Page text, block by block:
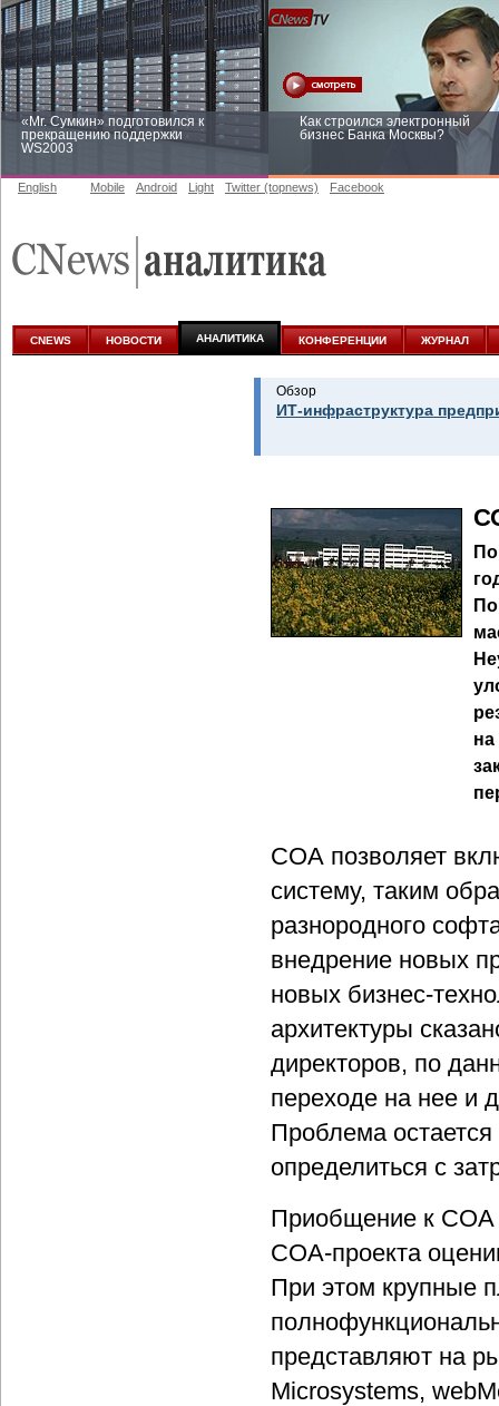
«Mr. Сумкин» подготовился к
прекращению поддержки
WS2003
Как строился электронный
бизнес Банка Москвы?
аналитике
English Mobile Android Light Twitter (topnews) Facebook
CNEWS НОВОСТИ АНАЛИТИКА КОНФЕРЕНЦИИ ЖУРНАЛ
Обзор
ИТ-инфраструктура
на
СОА позволяет
систему, таким
разнородного
внедрение новых
новых бизнес-
архитектуры
директоров, по
переходе на нее и
Проблема
определиться с
Приобщение к СОА
СОА-проекта
При этом крупные
представляют на
Microsystems,